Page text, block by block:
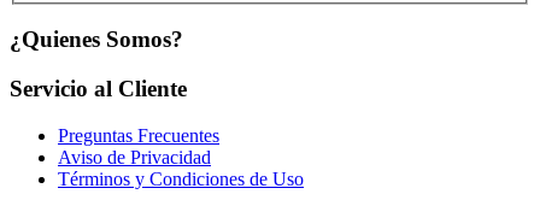
¿Quienes Somos?
Servicio al Cliente
Preguntas Frecuentes
Aviso de Privacidad
Términos y Condiciones de Uso